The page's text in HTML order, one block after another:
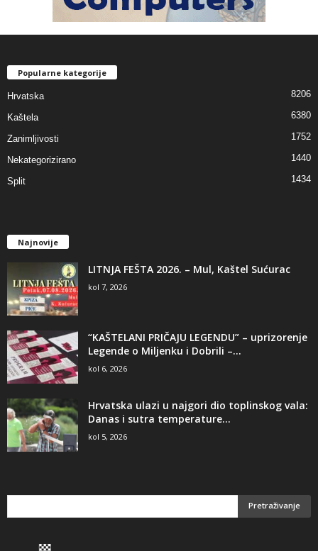
Popularne kategorije
Hrvatska 8206
Kaštela 6380
Zanimljivosti 1752
Nekategorizirano 1440
Split 1434
Najnovije
LITNJA FEŠTA 2026. – Mul, Kaštel Sućurac
kol 7, 2026
“KAŠTELANI PRIČAJU LEGENDU” – uprizorenje
Legende o Miljenku i Dobrili –...
kol 6, 2026
Hrvatska ulazi u najgori dio toplinskog vala:
Danas i sutra temperature...
kol 5, 2026